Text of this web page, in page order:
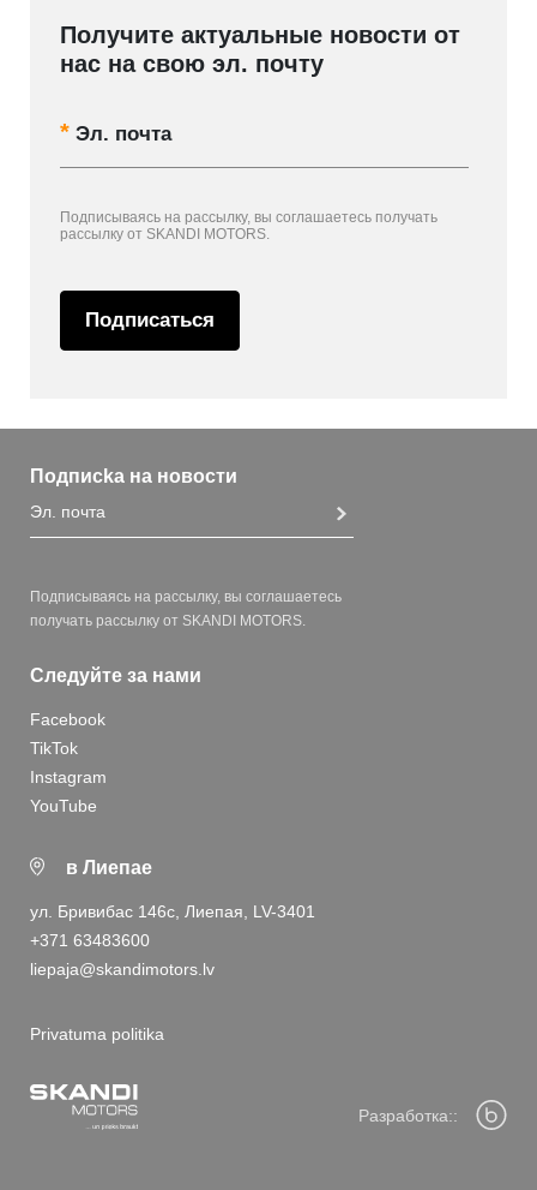
Получите актуальные новости от
нас на свою эл. почту
Эл. почта
Подписываясь на рассылку, вы соглашаетесь получать
рассылку от SKANDI MOTORS.
Подписаться
Подписka на новости
Подписываясь на рассылку, вы соглашаетесь
получать рассылку от SKANDI MOTORS.
Следуйте за нами
Facebook
TikTok
Instagram
YouTube
в Лиепае
ул. Бривибас 146с, Лиепая, LV-3401
+371 63483600
liepaja@skandimotors.lv
Privatuma politika
Разработка::